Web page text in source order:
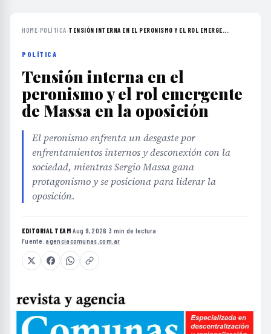
HOME›POLÍTICA›TENSIÓN INTERNA EN EL PERONISMO Y EL ROL EMERGE...
POLÍTICA
Tensión interna en el
peronismo y el rol emergente
de Massa en la oposición
El peronismo enfrenta un desgaste por
enfrentamientos internos y desconexión con la
sociedad, mientras Sergio Massa gana
protagonismo y se posiciona para liderar la
oposición.
EDITORIAL TEAM·Aug 9, 2026 ·3 min de lectura ·
Fuente:agenciacomunas.com.ar